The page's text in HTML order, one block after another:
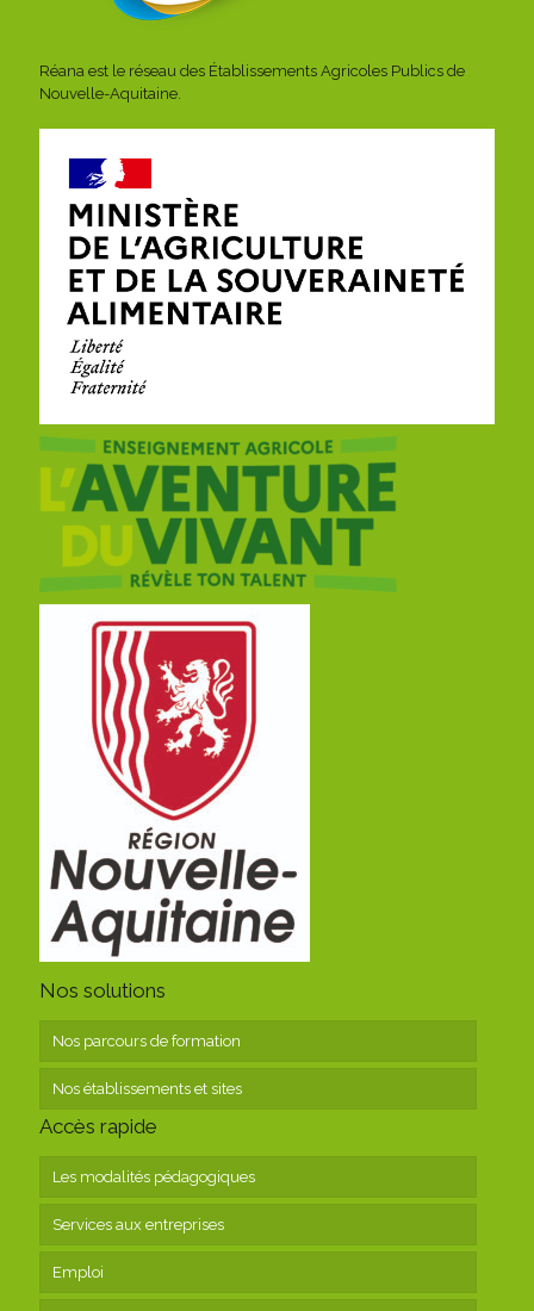
Réana est le réseau des Établissements Agricoles Publics de
Nouvelle-Aquitaine.
Nos solutions
Nos parcours de formation
Nos établissements et sites
Accès rapide
Les modalités pédagogiques
Services aux entreprises
Emploi